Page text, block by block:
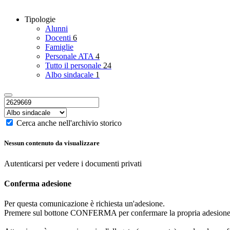
Tipologie
Alunni
Docenti 6
Famiglie
Personale ATA 4
Tutto il personale 24
Albo sindacale 1
Cerca anche nell'archivio storico
Nessun contenuto da visualizzare
Autenticarsi per vedere i documenti privati
Conferma adesione
Per questa comunicazione è richiesta un'adesione.
Premere sul bottone CONFERMA per confermare la propria